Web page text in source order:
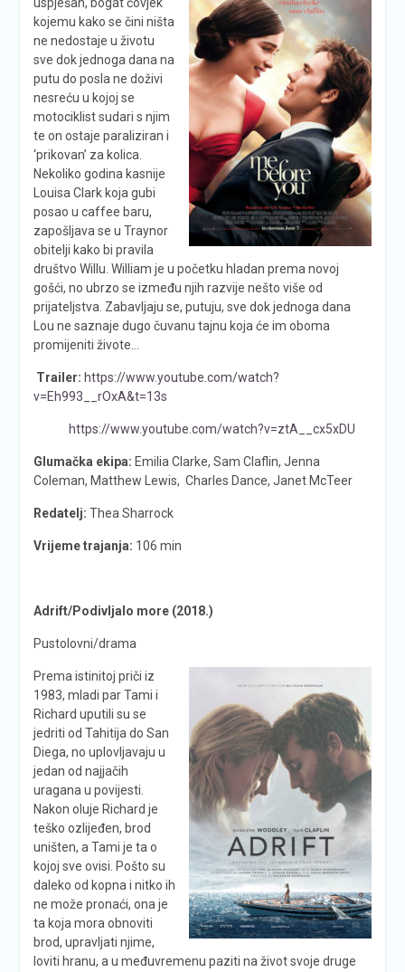
kojemu kako se čini ništa
ne nedostaje u životu
sve dok jednoga dana na
putu do posla ne doživi
nesreću u kojoj se
motociklist sudari s njim
te on ostaje paraliziran i
‘prikovan’ za kolica.
Nekoliko godina kasnije
Louisa Clark koja gubi
posao u caffee baru,
zapošljava se u Traynor
obitelji kako bi pravila
društvo Willu. William je u početku hladan prema novoj
gošći, no ubrzo se između njih razvije nešto više od
prijateljstva. Zabavljaju se, putuju, sve dok jednoga dana
Lou ne saznaje dugo čuvanu tajnu koja će im oboma
promijeniti živote…
Trailer: https://www.youtube.com/watch?
v=Eh993__rOxA&t=13s
https://www.youtube.com/watch?v=ztA__cx5xDU
Glumačka ekipa: Emilia Clarke, Sam Claflin, Jenna
Coleman, Matthew Lewis, Charles Dance, Janet McTeer
Redatelj: Thea Sharrock
Vrijeme trajanja: 106 min
Adrift/Podivljalo more (2018.)
Pustolovni/drama
Prema istinitoj priči iz
1983, mladi par Tami i
Richard uputili su se
jedriti od Tahitija do San
Diega, no uplovljavaju u
jedan od najjačih
uragana u povijesti.
Nakon oluje Richard je
teško ozlijeđen, brod
uništen, a Tami je ta o
kojoj sve ovisi. Pošto su
daleko od kopna i nitko ih
ne može pronaći, ona je
ta koja mora obnoviti
brod, upravljati njime,
loviti hranu, a u međuvremenu paziti na život svoje druge